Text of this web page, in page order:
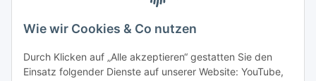
Zahlung & Versand
Wie wir Cookies & Co nutzen
Durch Klicken auf „Alle akzeptieren“ gestatten Sie den
Einsatz folgender Dienste auf unserer Website: YouTube,